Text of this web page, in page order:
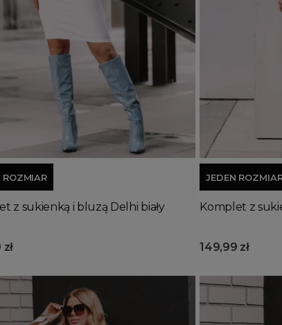
ROZMIAR
z sukienką i bluzą Delhi biały
JEDEN
Komplet z
149,99 zł